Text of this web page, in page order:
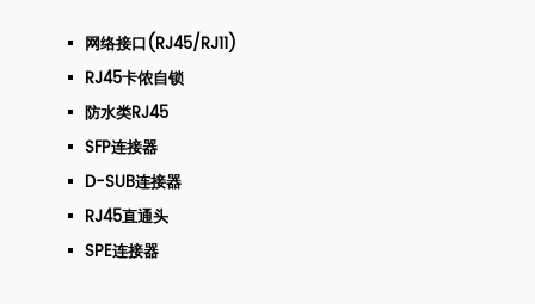
网络接口(RJ45/RJ11)
RJ45卡侬自锁
防水类RJ45
SFP连接器
D-SUB连接器
RJ45直通头
SPE连接器